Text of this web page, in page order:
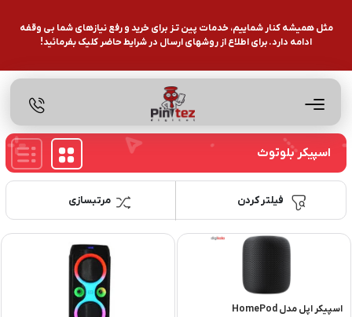
مثل همیشه کنار شماییم، خدمات پین تـز برای خرید و رفع نیازهای شما بی وقفه
ادامه دارد. برای اطلاع از روشهای ارسال در شرایط حاضر کلیک بفرمائید!
اسپیکر بلوتوث
مرتبسازی فیلتر کردن
اسپیکر اپل مدل HomePod